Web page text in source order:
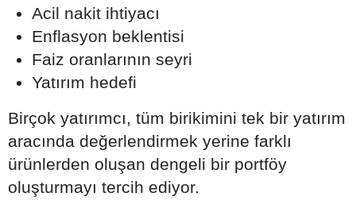
Acil nakit ihtiyacı
Enflasyon beklentisi
Faiz oranlarının seyri
Yatırım hedefi
Birçok yatırımcı, tüm birikimini tek bir yatırım
aracında değerlendirmek yerine farklı
ürünlerden oluşan dengeli bir portföy
oluşturmayı tercih ediyor.